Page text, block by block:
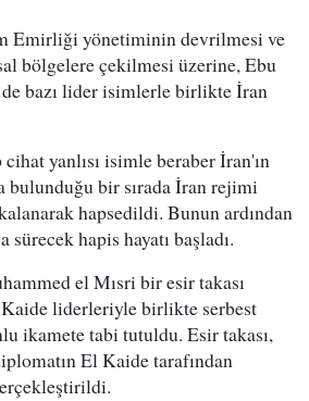
Emirliği yönetiminin devrilmesi ve
bölgelere çekilmesi üzerine, Ebu
bazı lider isimlerle birlikte İran
yanlısı isimle beraber İran'ın
bulunduğu bir sırada İran rejimi
hapsedildi. Bunun ardından
sürecek hapis hayatı başladı.
el Mısri bir esir takası
Kaide liderleriyle birlikte serbest
ikamete tabi tutuldu. Esir takası,
El Kaide tarafından